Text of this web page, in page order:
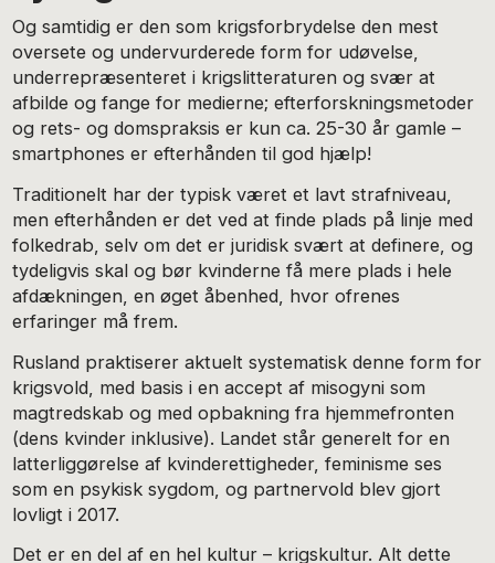
Og samtidig er den som krigsforbrydelse den mest
oversete og undervurderede form for udøvelse,
underrepræsenteret i krigslitteraturen og svær at
afbilde og fange for medierne; efterforskningsmetoder
og rets- og domspraksis er kun ca. 25-30 år gamle –
smartphones er efterhånden til god hjælp!
Traditionelt har der typisk været et lavt strafniveau,
men efterhånden er det ved at finde plads på linje med
folkedrab, selv om det er juridisk svært at definere, og
tydeligvis skal og bør kvinderne få mere plads i hele
afdækningen, en øget åbenhed, hvor ofrenes
erfaringer må frem.
Rusland praktiserer aktuelt systematisk denne form for
krigsvold, med basis i en accept af misogyni som
magtredskab og med opbakning fra hjemmefronten
(dens kvinder inklusive). Landet står generelt for en
latterliggørelse af kvinderettigheder, feminisme ses
som en psykisk sygdom, og partnervold blev gjort
lovligt i 2017.
Det er en del af en hel kultur – krigskultur. Alt dette